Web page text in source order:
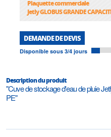
Plaquette commerciale
Jetly GLOBUS GRANDE
DEMANDE DE DEVIS
Disponible sous 3/4 jours
Description du produit
"Cuve de stockage d'eau de pluie
PE"